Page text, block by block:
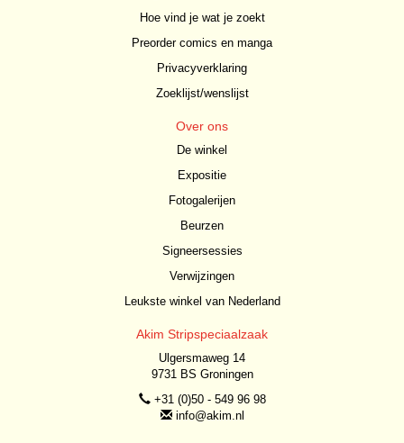
Hoe vind je wat je zoekt
Preorder comics en manga
Privacyverklaring
Zoeklijst/wenslijst
Over ons
De winkel
Expositie
Fotogalerijen
Beurzen
Signeersessies
Verwijzingen
Leukste winkel van Nederland
Akim Stripspeciaalzaak
Ulgersmaweg 14
9731 BS Groningen
+31 (0)50 - 549 96 98
info@akim.nl